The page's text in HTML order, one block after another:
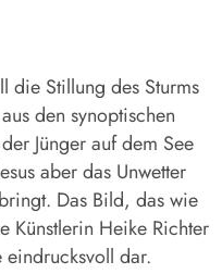
die Stillung des Sturms
den synoptischen
Jünger auf dem See
aber das Unwetter
Das Bild, das wie
Künstlerin Heike Richter
eindrucksvoll dar.